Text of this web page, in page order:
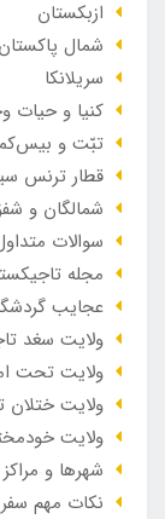
ازبکستان
شمال پاکستان
سریلانکا
کنیا و
تبّت و
قطار ترنس
شمالگان و
سوالات
مجله
عجایب
ولایت سغد
ولایت تحت
ولایت ختلان
ولایت
شهرها و
نکات مهم